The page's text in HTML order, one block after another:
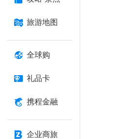
旅游地图
全球购
礼品卡
携程金融
企业商旅